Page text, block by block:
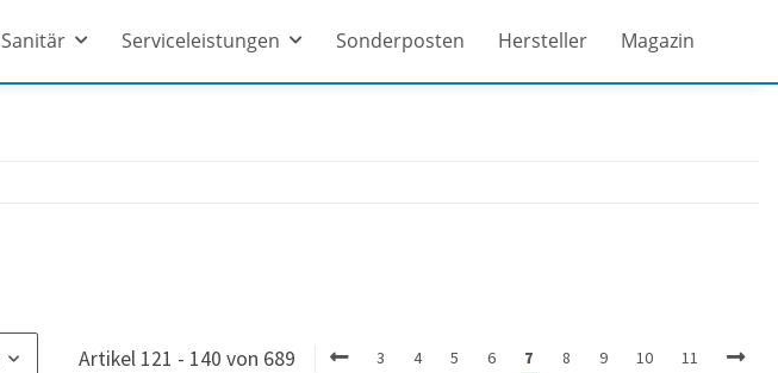
Sanitär Serviceleistungen Sonderposten Hersteller Magazin
Artikel 121 - 140 von 689 3 4 5 6 7 8 9 10 11